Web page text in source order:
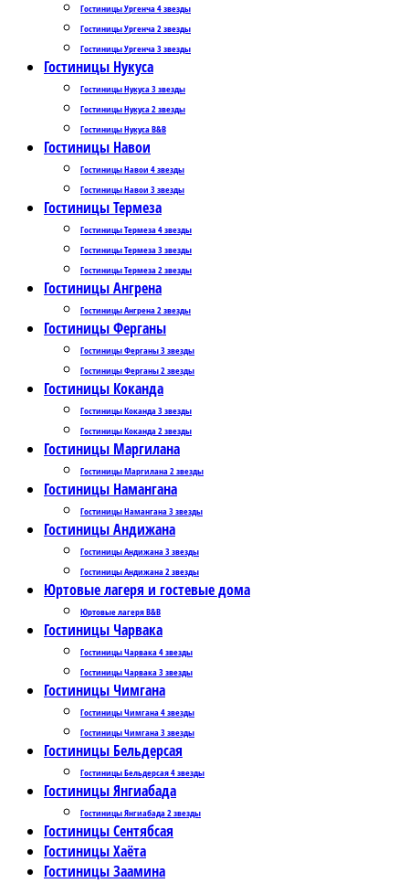
Гостиницы Ургенча 4 звезды
Гостиницы Ургенча 2 звезды
Гостиницы Ургенча 3 звезды
Гостиницы Нукуса
Гостиницы Нукуса 3 звезды
Гостиницы Нукуса 2 звезды
Гостиницы Нукуса B&B
Гостиницы Навои
Гостиницы Навои 4 звезды
Гостиницы Навои 3 звезды
Гостиницы Термеза
Гостиницы Термеза 4 звезды
Гостиницы Термеза 3 звезды
Гостиницы Термеза 2 звезды
Гостиницы Ангрена
Гостиницы Ангрена 2 звезды
Гостиницы Ферганы
Гостиницы Ферганы 3 звезды
Гостиницы Ферганы 2 звезды
Гостиницы Коканда
Гостиницы Коканда 3 звезды
Гостиницы Коканда 2 звезды
Гостиницы Маргилана
Гостиницы Маргилана 2 звезды
Гостиницы Намангана
Гостиницы Намангана 3 звезды
Гостиницы Андижана
Гостиницы Андижана 3 звезды
Гостиницы Андижана 2 звезды
Юртовые лагеря и гостевые дома
Юртовые лагеря B&B
Гостиницы Чарвака
Гостиницы Чарвака 4 звезды
Гостиницы Чарвака 3 звезды
Гостиницы Чимгана
Гостиницы Чимгана 4 звезды
Гостиницы Чимгана 3 звезды
Гостиницы Бельдерсая
Гостиницы Бельдерсая 4 звезды
Гостиницы Янгиабада
Гостиницы Янгиабада 2 звезды
Гостиницы Сентябсая
Гостиницы Хаёта
Гостиницы Заамина